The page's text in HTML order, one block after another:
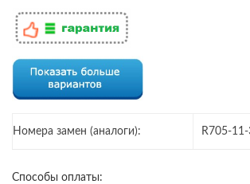
Номера замен (аналоги): R705-
Способы оплаты: